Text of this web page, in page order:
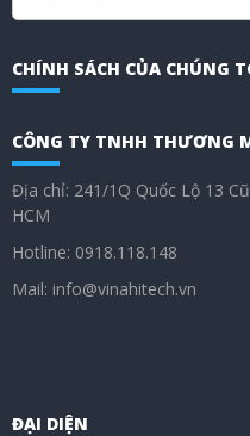
CHÍNH SÁCH CỦA CHÚNG
CÔNG TY TNHH THƯƠNG
Địa chỉ: 241/1Q Quốc Lộ 13
HCM
Hotline: 0918.118.148
Mail: info@vinahitech.vn
ĐẠI DIỆN